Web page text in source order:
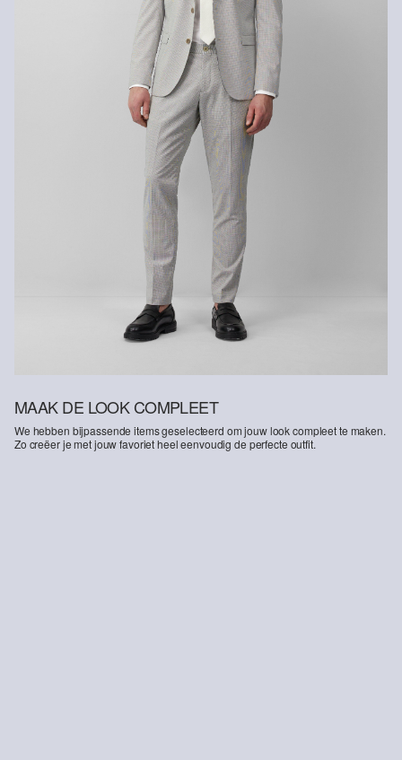
Chemische reiniging met perchloorethyleen
Gerecyclede vezels
Om bij te dragen aan het kringloopgebruik in de textielproductie,
gebruiken we steeds meer gerecyclede vezels in onze producten.
Bevat gerecycled polyester: Dit product bevat gerecycled polyester
dat gemaakt is van gerecycled plastic zoals petflessen of
gerecyclede vezels die afkomstig zijn van gebruikte kleding.
MAAK DE LOOK COMPLEET
We hebben bijpassende items geselecteerd om jouw look compleet te maken.
Zo creëer je met jouw favoriet heel eenvoudig de perfecte outfit.